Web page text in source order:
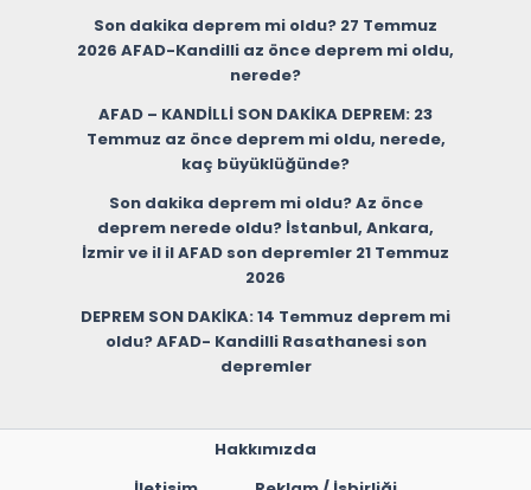
Son dakika deprem mi oldu? 27 Temmuz
2026 AFAD-Kandilli az önce deprem mi oldu,
nerede?
AFAD – KANDİLLİ SON DAKİKA DEPREM: 23
Temmuz az önce deprem mi oldu, nerede,
kaç büyüklüğünde?
Son dakika deprem mi oldu? Az önce
deprem nerede oldu? İstanbul, Ankara,
İzmir ve il il AFAD son depremler 21 Temmuz
2026
DEPREM SON DAKİKA: 14 Temmuz deprem mi
oldu? AFAD- Kandilli Rasathanesi son
depremler
Hakkımızda